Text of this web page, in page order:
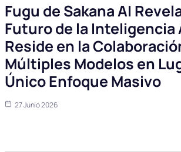
Fugu de Sakana AI
Futuro de la
Reside en la
Múltiples Modelos en
Único Enfoque Masivo
27 Junio 2026